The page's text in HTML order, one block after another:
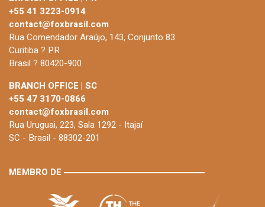
+55 41 3223-0914
contact@foxbrasil.com
Rua Comendador Araújo, 143, Conjunto 83
Curitiba ? PR
Brasil ? 80420-900
BRANCH OFFICE | SC
+55 47 3170-0866
contact@foxbrasil.com
Rua Uruguai, 223, Sala 1292 - Itajaí
SC - Brasil - 88302-201
MEMBRO DE